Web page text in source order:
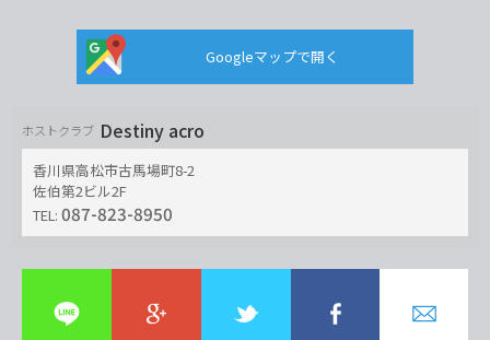
Googleマップで開く
ホストクラブ Destiny acro
香川県高松市古馬場町8-2
佐伯第2ビル2F
TEL: 087-823-8950